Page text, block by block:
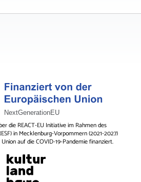
die REACT-EU Initiative im Rahmen des
in Mecklenburg-Vorpommern (2021-2027)
auf die COVID-19-Pandemie finanziert.